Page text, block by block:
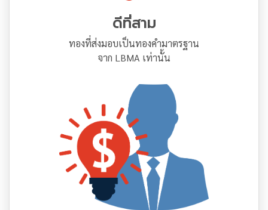
ดีที่สาม
ทองที่ส่งมอบเป็นทองคำมาตรฐาน
จาก LBMA เท่านั้น